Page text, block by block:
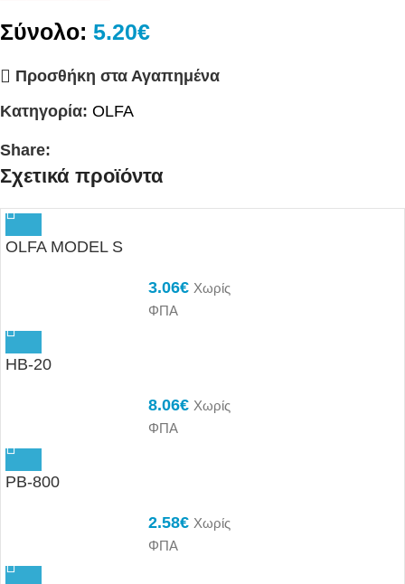
Σύνολο: 5.20€
Προσθήκη στα Αγαπημένα
Κατηγορία: OLFA
Share:
Σχετικά προϊόντα
OLFA MODEL S
3.06€ Χωρίς
ΦΠΑ
HB-20
8.06€ Χωρίς
ΦΠΑ
PB-800
2.58€ Χωρίς
ΦΠΑ